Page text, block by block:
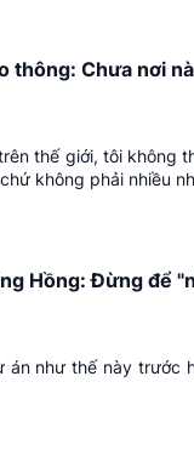
thông: Chưa nơi
thế giới, tôi không
không phải nhiều
Hồng: Đừng để
án như thế này trước